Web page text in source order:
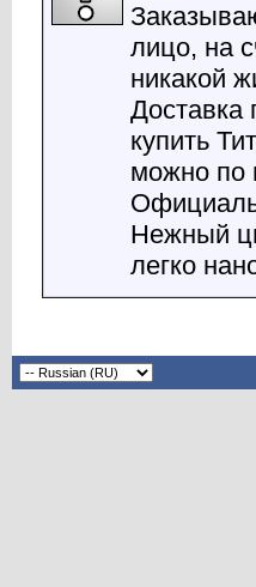
лицо, на
никакой
Доставка
купить
можно по
Нежный
легко